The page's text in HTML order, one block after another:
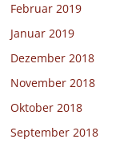
Februar 2019
Januar 2019
Dezember 2018
November 2018
Oktober 2018
September 2018